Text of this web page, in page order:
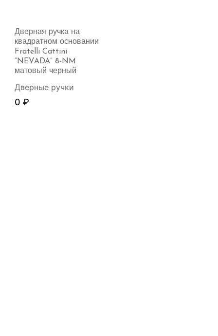
Дверная ручка на
квадратном основании
Fratelli Cattini
“NEVADA” 8-NM
матовый черный
Дверные ручки
0 ₽